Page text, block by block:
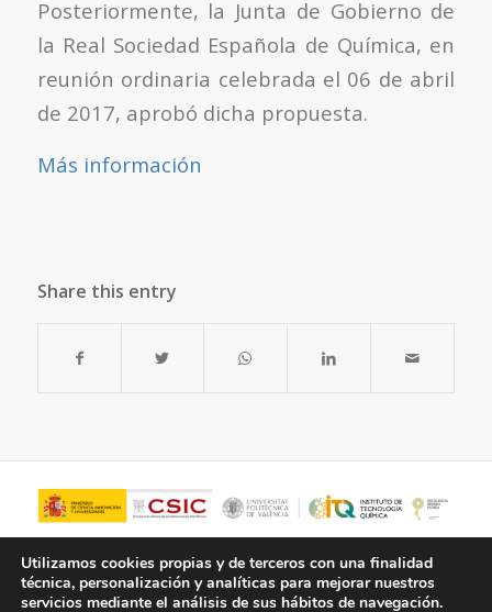
Posteriormente, la Junta de Gobierno de
la Real Sociedad Española de Química, en
reunión ordinaria celebrada el 06 de abril
de 2017, aprobó dicha propuesta.
Más información
Share this entry
Utilizamos cookies propias y de terceros con una finalidad
técnica, personalización y analíticas para mejorar nuestros
servicios mediante el análisis de sus hábitos de navegación.